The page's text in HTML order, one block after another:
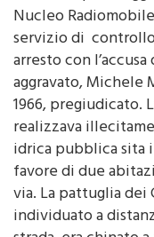
Nel tardo
Nucleo
servizio di
arresto con
aggravato, Michele
1966, pregiudicato.
realizzava
idrica pubblica sita
favore di due
via. La pattuglia dei